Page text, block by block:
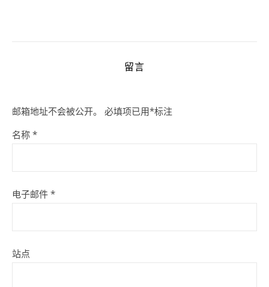
留言
邮箱地址不会被公开。 必填项已用*标注
名称 *
电子邮件 *
站点